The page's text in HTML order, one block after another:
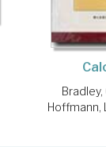
Bradley,
Hoffmann,